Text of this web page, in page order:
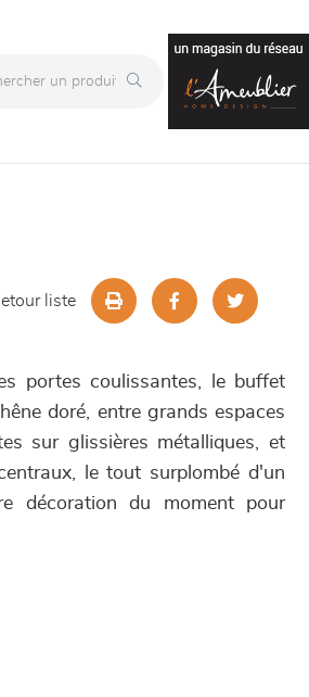
liste
portes coulissantes, le buffet
doré, entre grands espaces
sur glissières métalliques, et
le tout surplombé d'un
décoration du moment pour